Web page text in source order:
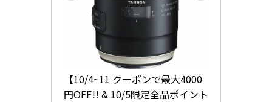
【10/4~11 クーポンで最大4000
円OFF!! & 10/5限定全品ポイント